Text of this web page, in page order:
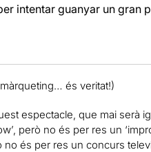
intentar guanyar un gran
és veritat!)
espectacle, que mai serà
però no és per res un
no és per res un concurs